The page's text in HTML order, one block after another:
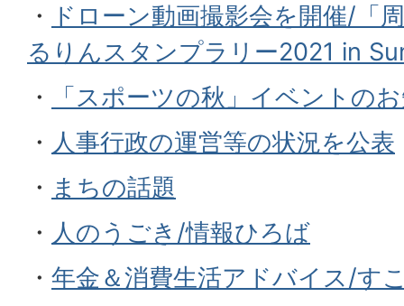
・
ドローン動画撮影会を開催/「
るりんスタンプラリー2021 in
・
「スポーツの秋」イベントの
・ 人事行政の運営等の状況を公表
・ まちの話題
・ 人のうごき/情報ひろば
・ 年金＆消費生活アドバイス/す